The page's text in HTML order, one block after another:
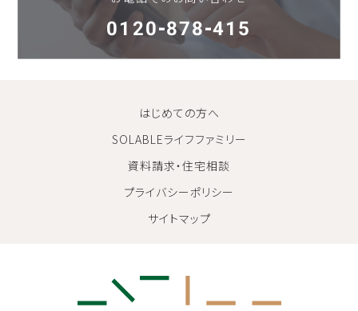
0120-878-415
はじめての方へ
SOLABLEライフファミリー
資料請求・住宅相談
プライバシーポリシー
サイトマップ